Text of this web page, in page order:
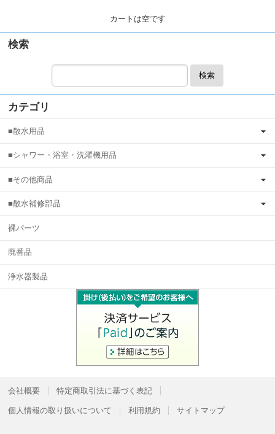
カートは空です
検索
検索
カテゴリ
■散水用品
■シャワー・浴室・洗濯機用品
■その他商品
■散水補修部品
裸パーツ
廃番品
浄水器製品
会社概要 特定商取引法に基づく表記
個人情報の取り扱いについて 利用規約 サイトマップ